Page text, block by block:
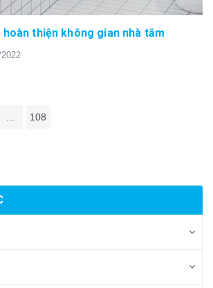
hoàn thiện không gian nhà tắm
108